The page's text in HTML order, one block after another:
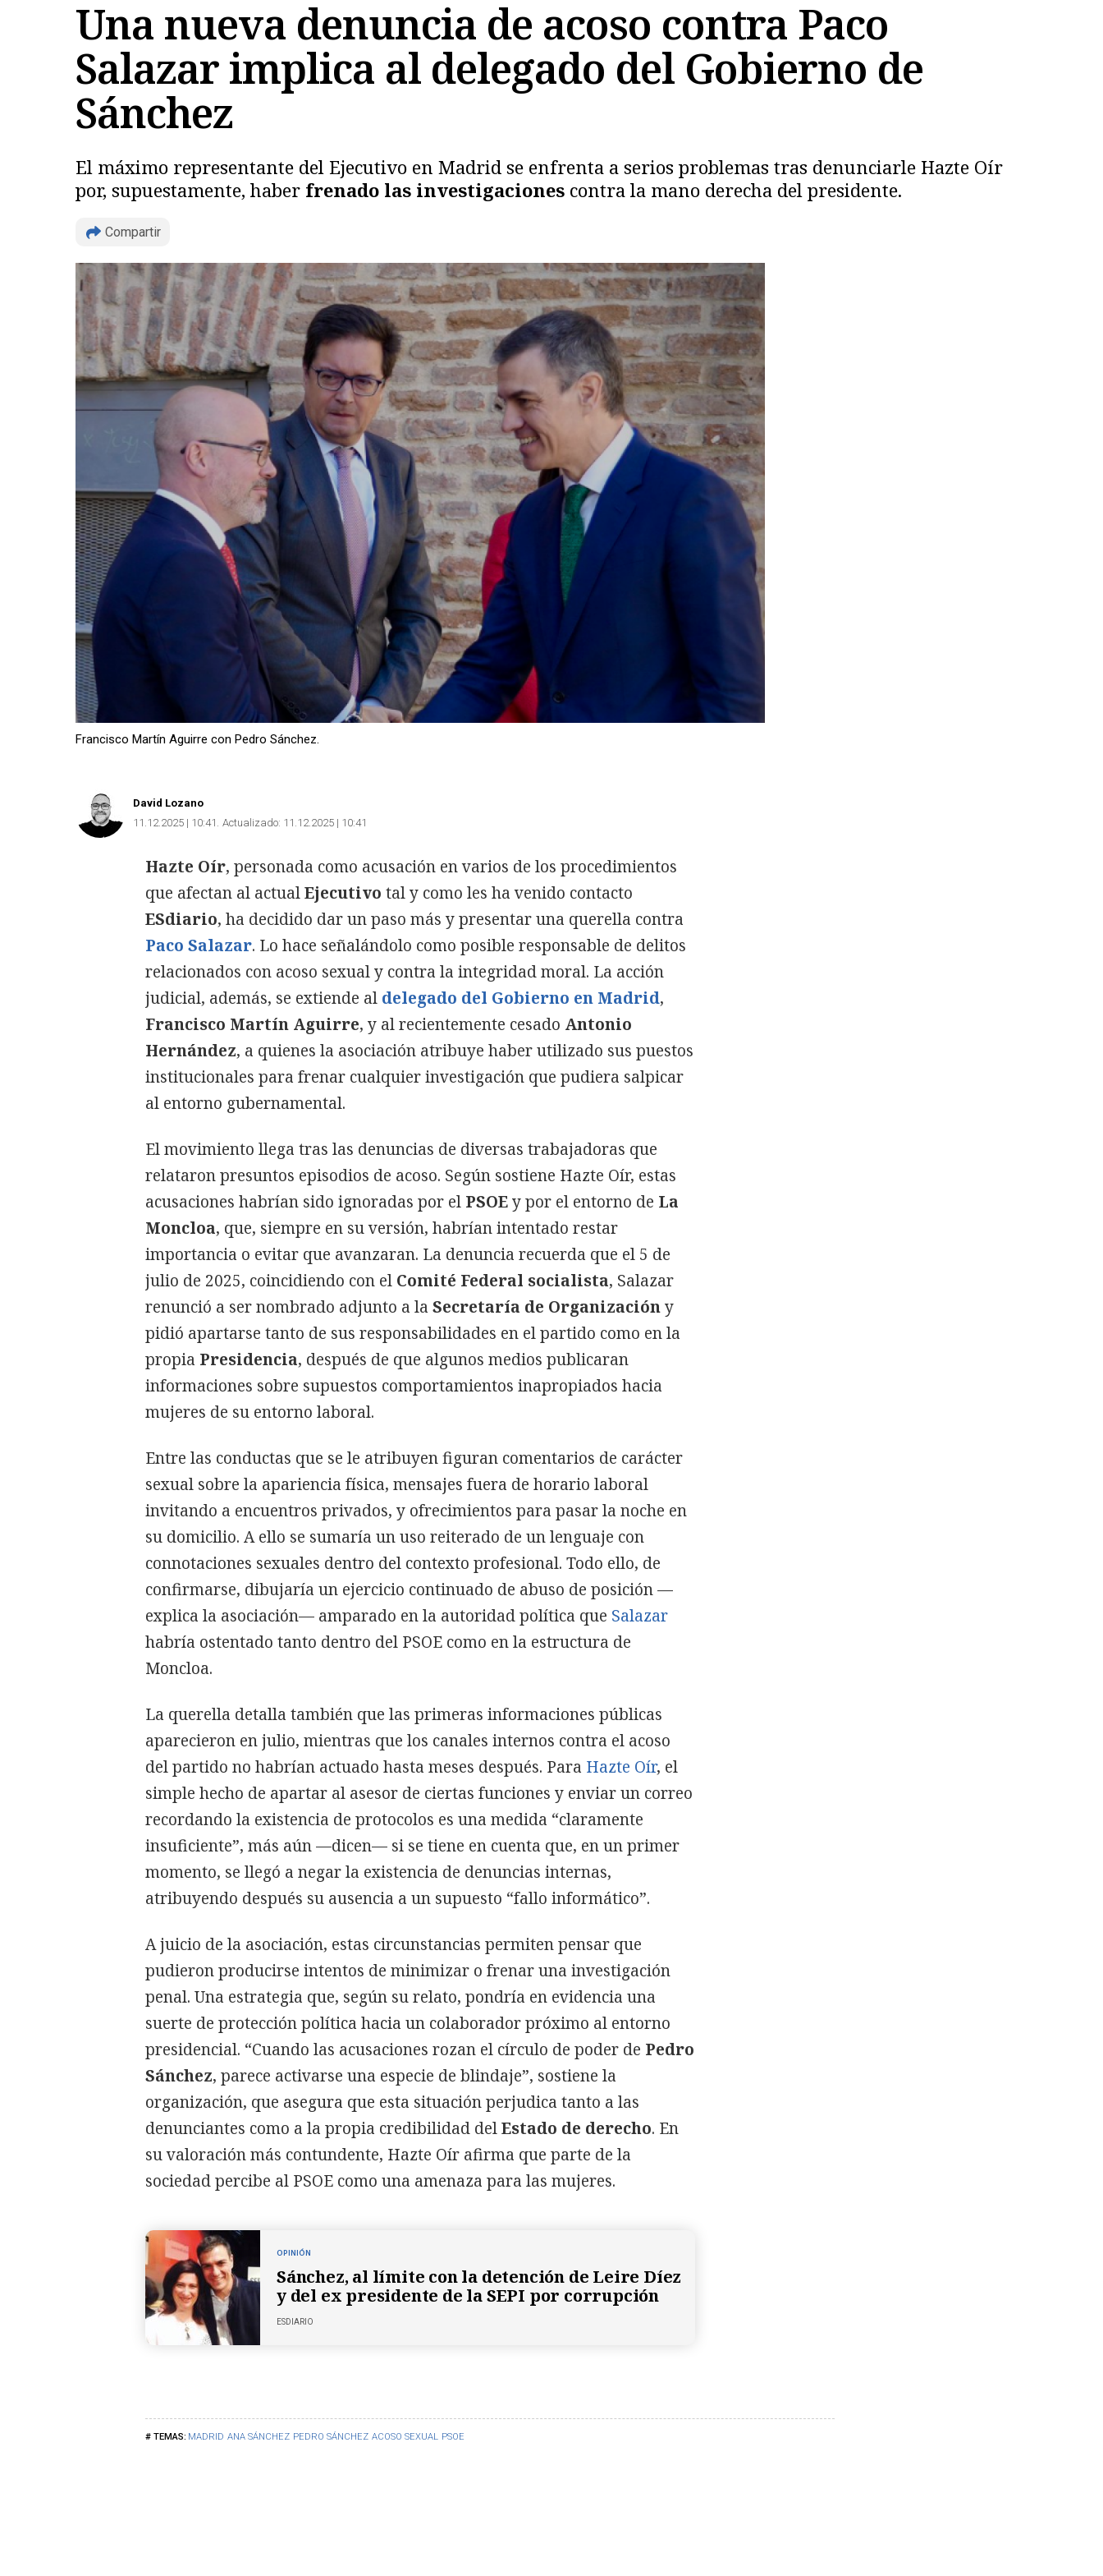
Una nueva denuncia de acoso contra Paco
Salazar implica al delegado del Gobierno de
Sánchez
El máximo representante del Ejecutivo en Madrid se enfrenta a serios problemas tras denunciarle Hazte Oír
por, supuestamente, haber frenado las investigaciones contra la mano derecha del presidente.
Compartir
Copiar
Francisco Martín Aguirre con Pedro Sánchez.
David Lozano
11.12.2025 | 10:41 Actualizado: 11.12.2025 | 10:41
MADRID ANA SÁNCHEZ PEDRO SÁNCHEZ ACOSO SEXUAL PSOE
Hazte Oír, personada como acusación en varios de los procedimientos
que afectan al actualEjecutivo tal y como les ha venido contacto
ESdiario, ha decidido dar un paso más y presentar una querella contra
Paco Salazar. Lo hace señalándolo como posible responsable de delitos
relacionados con acoso sexual y contra la integridad moral. La acción
judicial, además, se extiende al delegado del Gobierno en Madrid,
Francisco Martín Aguirre, y al recientemente cesado Antonio
Hernández, a quienes la asociación atribuye haber utilizado sus puestos
institucionales para frenar cualquier investigación que pudiera salpicar
al entorno gubernamental.
El movimiento llega tras las denuncias de diversas trabajadoras que
relataron presuntos episodios de acoso. Según sostiene Hazte Oír, estas
acusaciones habrían sido ignoradas por el PSOEy por el entorno de La
Moncloa, que, siempre en su versión, habrían intentado restar
importancia o evitar que avanzaran. La denuncia recuerda que el 5 de
julio de 2025, coincidiendo con el Comité Federal socialista, Salazar
renunció a ser nombrado adjunto a la Secretaría de Organizacióny
pidió apartarse tanto de sus responsabilidades en el partido como en la
propia Presidencia, después de que algunos medios publicaran
informaciones sobre supuestos comportamientos inapropiados hacia
mujeres de su entorno laboral.
Entre las conductas que se le atribuyen figuran comentarios de carácter
sexual sobre la apariencia física, mensajes fuera de horario laboral
invitando a encuentros privados, y ofrecimientos para pasar la noche en
su domicilio. A ello se sumaría un uso reiterado de un lenguaje con
connotaciones sexuales dentro del contexto profesional. Todo ello, de
confirmarse, dibujaría un ejercicio continuado de abuso de posición —
explica la asociación— amparado en la autoridad política que Salazar
habría ostentado tanto dentro del PSOE como en la estructura de
Moncloa.
La querella detalla también que las primeras informaciones públicas
aparecieron en julio, mientras que los canales internos contra el acoso
del partido no habrían actuado hasta meses después. Para Hazte Oír, el
simple hecho de apartar al asesor de ciertas funciones y enviar un correo
recordando la existencia de protocolos es una medida “claramente
insuficiente”, más aún —dicen— si se tiene en cuenta que, en un primer
momento, se llegó a negar la existencia de denuncias internas,
atribuyendo después su ausencia a un supuesto “fallo informático”.
A juicio de la asociación, estas circunstancias permiten pensar que
pudieron producirse intentos de minimizar o frenar una investigación
penal. Una estrategia que, según su relato, pondría en evidencia una
suerte de protección política hacia un colaborador próximo al entorno
presidencial. “Cuando las acusaciones rozan el círculo de poder de Pedro
Sánchez, parece activarse una especie de blindaje”, sostiene la
organización, que asegura que esta situación perjudica tanto a las
denunciantes como a la propia credibilidad delEstado de derecho. En
su valoración más contundente, Hazte Oír afirma que parte de la
sociedad percibe al PSOE como una amenaza para las mujeres.
OPINIÓN
Sánchez, al límite con la detención de Leire Díez
y del ex presidente de la SEPI por corrupción
ESDIARIO